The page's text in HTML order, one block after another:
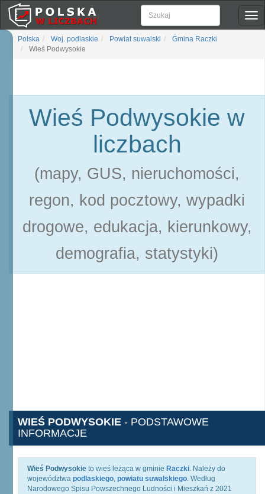
Polska Woj. podlaskie Powiat suwalski
Gmina Raczki
Wieś Podwysokie
Wieś Podwysokie w
liczbach
(mapy, GUS, nieruchomości,
regon, kod pocztowy, wypadki
drogowe, edukacja, kierunkowy,
demografia, statystyki)
WIEŚ PODWYSOKIE - PODSTAWOWE
INFORMACJE
Wieś Podwysokie to wieś leżąca w gminie Raczki. Należy do
województwa podlaskiego, powiatu suwalskiego. Według
Narodowego Spisu Powszechnego Ludności i Mieszkań z 2021